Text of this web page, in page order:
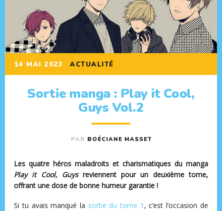
14 MAI 2023 ACTUALITÉ
Sortie manga : Play it Cool,
Guys Vol.2
PAR BOÉCIANE MASSET
Les quatre héros maladroits et charismatiques du manga
Play it Cool, Guysreviennent pour un deuxième tome,
offrant une dose de bonne humeur garantie !
Si tu avais manqué la sortie du tome 1 , c’est l’occasion de